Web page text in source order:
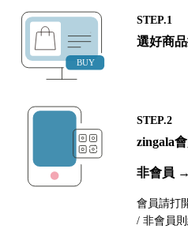
STEP.1
選好商品
STEP.2
zingala
非會員
會員請打
/ 非會員